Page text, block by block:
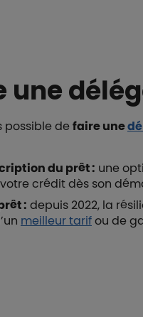
une
possible defaire une
du prêt : une
crédit dès son
: depuis 2022, la
meilleur tarifou de